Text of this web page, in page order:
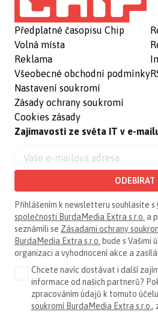
Předplatné časopisu Chip
Volná místa
Reklama
Všeobecné obchodní podmínky
Nastavení soukromí
Zásady ochrany soukromí
Cookies zásady
Zajímavosti ze světa IT v e-
ODEBÍRAT
Přihlášením k newsletteru souhlasíte s
společnosti BurdaMedia Extra s.r.o. a
seznámili se Zásadami ochrany
BurdaMedia Extra s.r.o. bude s Vašimi
organizaci a vyhodnocení akce a
Chcete navíc dostávat i další
informace od našich partnerů?
zpracováním údajů k tomuto
soukromí BurdaMedia Extra s.r.o. ,